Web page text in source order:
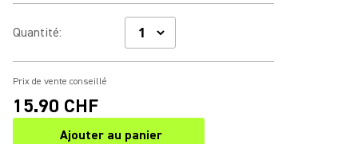
Quantité:
Prix de vente conseillé
15.90 CHF
Ajouter au panier